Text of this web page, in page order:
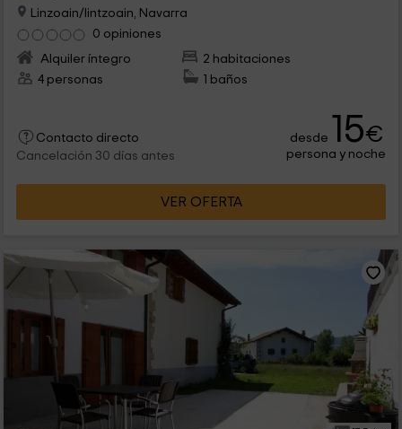
Linzoain/lintzoain, Navarra
0 opiniones
Alquiler íntegro
2 habitaciones
4 personas
1 baños
Contacto directo
Cancelación 30 días antes
desde 15€
persona y noche
VER OFERTA